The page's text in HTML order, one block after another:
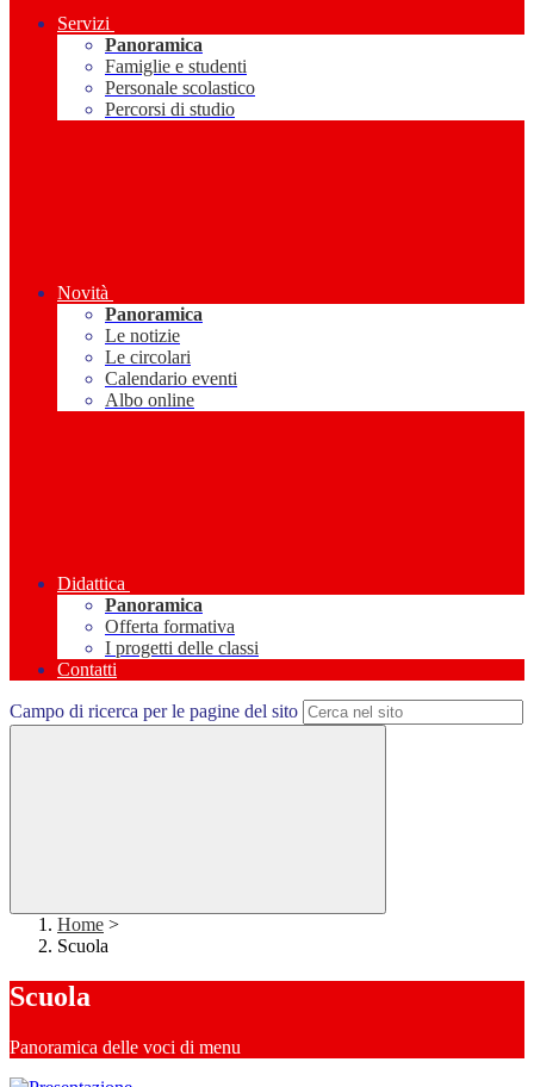
Servizi
Panoramica
Famiglie e studenti
Personale scolastico
Percorsi di studio
Novità
Panoramica
Le notizie
Le circolari
Calendario eventi
Albo online
Didattica
Panoramica
Offerta formativa
I progetti delle classi
Contatti
Campo di ricerca per le pagine del sito
Home >
Scuola
Scuola
Panoramica delle voci di menu